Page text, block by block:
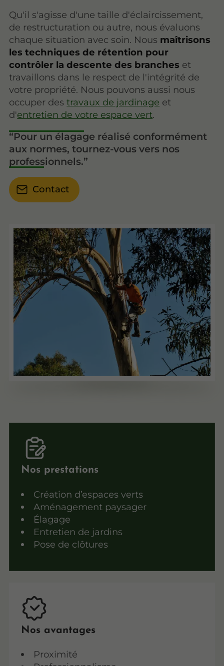
Qu'il s'agisse d'une taille d'éclaircissement,
de restructuration ou autre, nous évaluons
chaque situation avec soin. Nous maîtrisons
les techniques de rétention pour
contrôler la descente des branches et
travaillons dans le respect de l'intégrité de
votre propriété. Nous pouvons aussi nous
occuper destravaux de jardinage et
d'entretien de votre espace vert.
Pour un élagage réalisé conformément
aux normes, tournez-vous vers nos
professionnels.
Contact
Nos prestations
Création d’espaces verts
Aménagement paysager
Élagage
Entretien de jardins
Pose de clôtures
Nos avantages
Proximité